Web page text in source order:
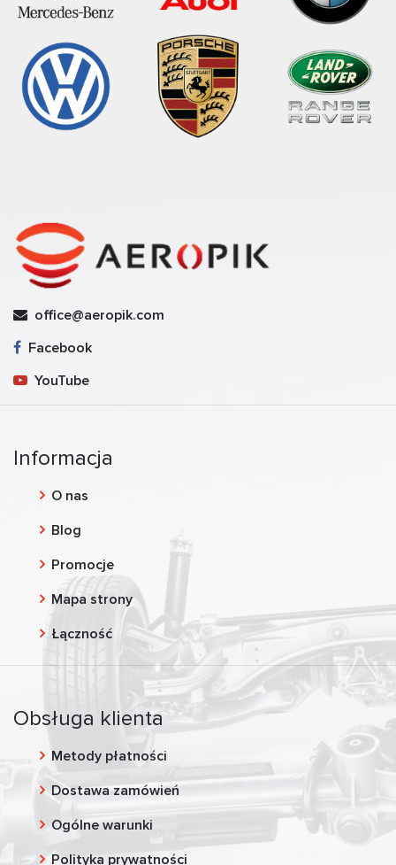
office@aeropik.com
Facebook
YouTube
Informacja
O nas
Blog
Promocje
Mapa strony
Łączność
Obsługa klienta
Metody płatności
Dostawa zamówień
Ogólne warunki
Polityka prywatności